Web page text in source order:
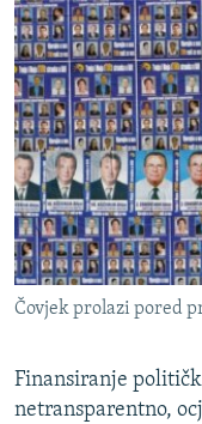
INFOGRAFIKE
KINA NA BALKANU
RSE PRIČE IZ
ISPRIČAJ MI
DNEVNO@RSE
SPECIJALI RSE
VIŠE OD NASLOVA
GENOCID U SREBRENICI
POPLAVE I KLIZIŠTA U
POST SCRIPTUM
PRATITE NAS
Sve RFE/RL
Čovjek prolazi pored
Finansiranje
netransparentno,